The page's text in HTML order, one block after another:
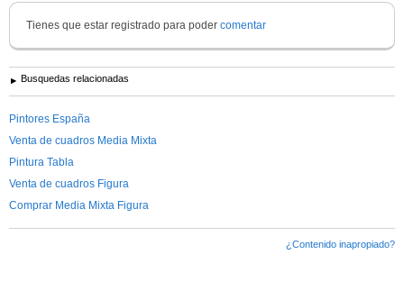
Tienes que estar registrado para poder comentar
Busquedas relacionadas
Pintores España
Venta de cuadros Media Mixta
Pintura Tabla
Venta de cuadros Figura
Comprar Media Mixta Figura
¿Contenido inapropiado?